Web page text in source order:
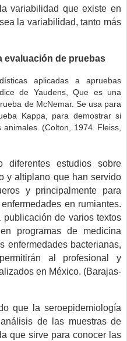
variabilidad que existe en
la variabilidad, tanto más
evaluación de pruebas
aplicadas a apruebas
de Yaudens, Que es una
de McNemar. Se usa para
Kappa, para demostrar si
(Colton, 1974. Fleiss,
diferentes estudios sobre
y altiplano que han servido
y principalmente para
en rumiantes.
de varios textos
programas de medicina
enfermedades bacterianas,
al profesional y
en México. (Barajas-
que la seroepidemiología
de las muestras de
que sirve para conocer las